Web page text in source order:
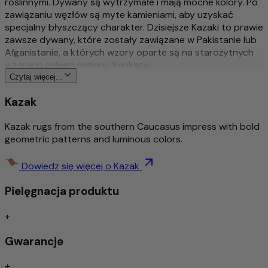
zawiązaniu węzłów są myte kamieniami, aby uzyskać
specjalny błyszczący charakter. Dzisiejsze Kazaki to prawie
zawsze dywany, które zostały zawiązane w Pakistanie lub
Afganistanie, a których wzory oparte są na starożytnych
wzorach całego regionu Kaukazu.
Bogato szczegółowy i stylowy wzór
Ponadczasowy wzór
Izolacja akustyczna/odpowiednia dla ogrzewania
przędzona
Do wykonania tego dywanu użyto wyłącznie ręcznie
Czytaj więcej...
Kazak
Kazak rugs from the southern Caucasus impress with bold
geometric patterns and luminous colors.
Dowiedz się więcej o Kazak
Pielęgnacja produktu
+
Gwarancje